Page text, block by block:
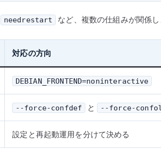
needrestart など、複数の仕組みが関係し
対応の方向
DEBIAN_FRONTEND=noninteractive
--force-confdef と --force-
設定と再起動運用を分けて決める